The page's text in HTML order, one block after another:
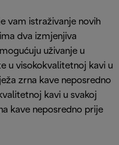
vam istraživanje novih
dva izmjenjiva
uživanje u
u visokokvalitetnoj kavi u
zrna kave neposredno
kavi u svakoj
kave neposredno prije